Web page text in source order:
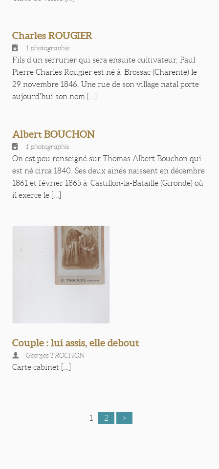
Charles ROUGIER
1 photographie
Fils d'un serrurier qui sera ensuite cultivateur, Paul
Pierre Charles Rougier est né à Brossac (Charente) le
29 novembre 1846. Une rue de son village natal porte
aujourd'hui son nom [...]
Albert BOUCHON
1 photographie
On est peu renseigné sur Thomas Albert Bouchon qui
est né circa 1840. Ses deux ainés naissent en décembre
1861 et février 1865 à Castillon-la-Bataille (Gironde) où
il exerce le [...]
Couple : lui assis, elle debout
Georges TROCHON
Carte cabinet [...]
1 2 >